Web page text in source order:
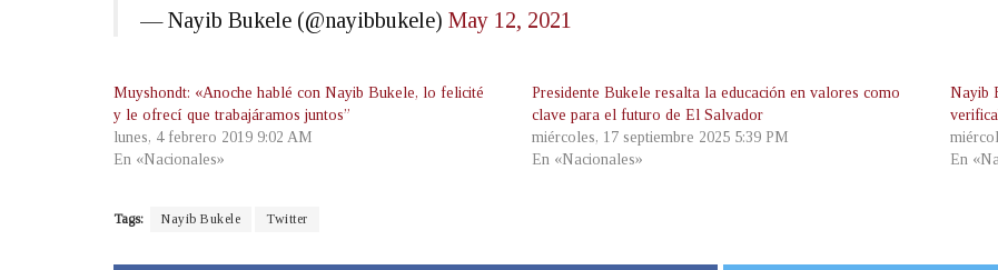
— Nayib Bukele (@nayibbukele) May 12, 2021
Muyshondt: «Anoche hablé con Nayib Bukele, lo felicité
y le ofrecí que trabajáramos juntos”
lunes, 4 febrero 2019 9:02 AM
En «Nacionales»
Presidente Bukele resalta la educación en valores como
clave para el futuro de El Salvador
miércoles, 17 septiembre 2025 5:39 PM
En «Nacionales»
Nayib
En
Tags: Nayib Bukele Twitter